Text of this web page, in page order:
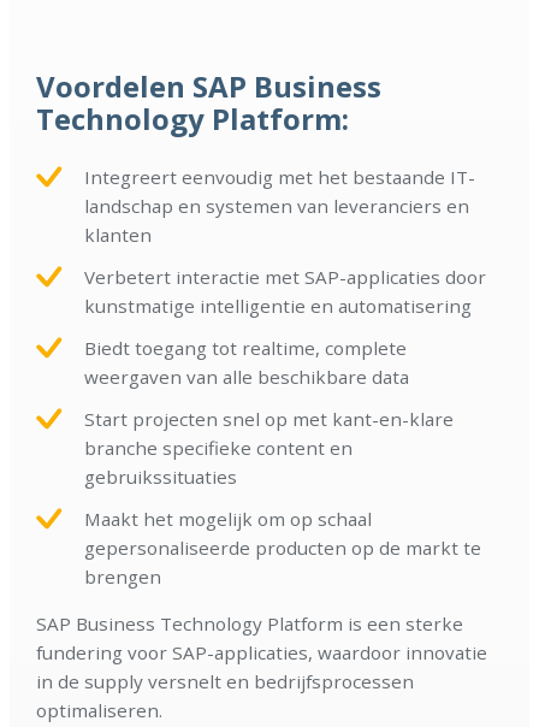
Voordelen SAP Business
Technology Platform:
Integreert eenvoudig met het bestaande IT-
landschap en systemen van leveranciers en
klanten
Verbetert interactie met SAP-applicaties door
kunstmatige intelligentie en automatisering
Biedt toegang tot realtime, complete
weergaven van alle beschikbare data
Start projecten snel op met kant-en-klare
branche specifieke content en
gebruikssituaties
Maakt het mogelijk om op schaal
gepersonaliseerde producten op de markt te
brengen
SAP Business Technology Platform is een sterke
fundering voor SAP-applicaties, waardoor innovatie
in de supply versnelt en bedrijfsprocessen
optimaliseren.